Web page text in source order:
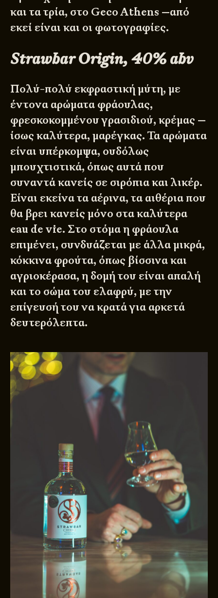
και τα τρία, στο Geco Athens —από
εκεί είναι και οι φωτογραφίες.
Strawbar Origin, 40% abv
Πολύ-πολύ εκφραστική μύτη, με
έντονα αρώματα φράουλας,
φρεσκοκομμένου γρασιδιού, κρέμας —
ίσως καλύτερα, μαρέγκας. Τα αρώματα
είναι υπέρκομψα, ουδόλως
μπουχτιστικά, όπως αυτά που
συναντά κανείς σε σιρόπια και λικέρ.
Είναι εκείνα τα αέρινα, τα αιθέρια που
θα βρει κανείς μόνο στα καλύτερα
eau de vie. Στο στόμα η φράουλα
επιμένει, συνδυάζεται με άλλα μικρά,
κόκκινα φρούτα, όπως βίσσινα και
αγριοκέρασα, η δομή του είναι απαλή
και το σώμα του ελαφρύ, με την
επίγευσή του να κρατά για αρκετά
δευτερόλεπτα.